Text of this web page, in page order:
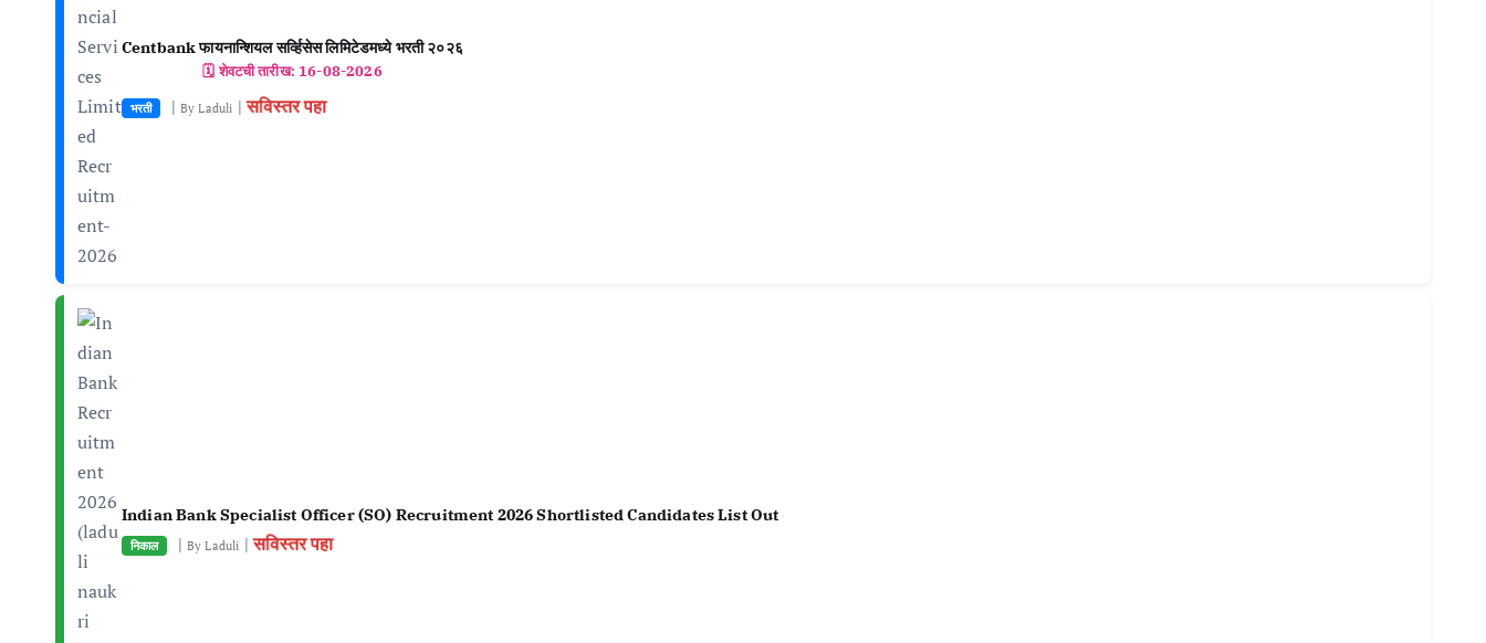
Centbank फायनान्शियल सर्व्हिसेस लिमिटेडमध्ये भरती २०२६
🗓️ शेवटची तारीख:16-08-2026
भरती | By Laduli |सविस्तर पहा
Indian Bank Specialist Officer (SO) Recruitment 2026 Shortlisted Candidates List Out
निकाल | By Laduli |सविस्तर पहा